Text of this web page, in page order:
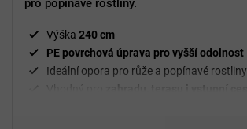
pro popínavé rostliny.
Výška 240 cm
PE povrchová úprava pro vyšší odolnost
Ideální opora pro růže a popínavé rostliny